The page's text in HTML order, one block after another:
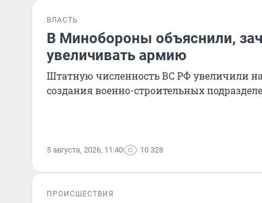
ВЛАСТЬ
В Минобороны объяснили,
увеличивать армию
Штатную численность ВС РФ увеличили
создания военно-строительных
5 августа, 2026, 11:40 10 328
ПРОИСШЕСТВИЯ